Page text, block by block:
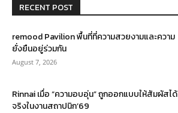
RECENT POST
remood Pavilion พื้นที่ที่ความสวยงามและความ
ยั่งยืนอยู่ร่วมกัน
August 7, 2026
Rinnai เมื่อ “ความอบอุ่น” ถูกออกแบบให้สัมผัสได้
จริงในงานสถาปนิก’69